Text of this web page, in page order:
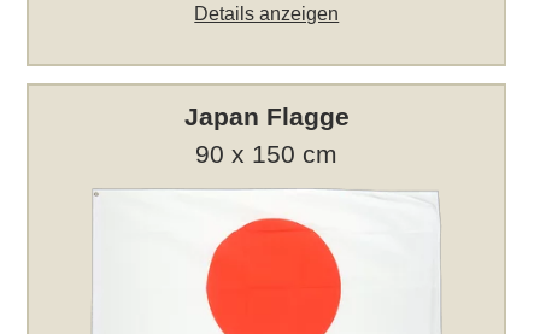
Details anzeigen
Japan Flagge
90 x 150 cm